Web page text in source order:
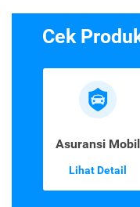
Cek
Asuransi Mobil
Lihat Detail